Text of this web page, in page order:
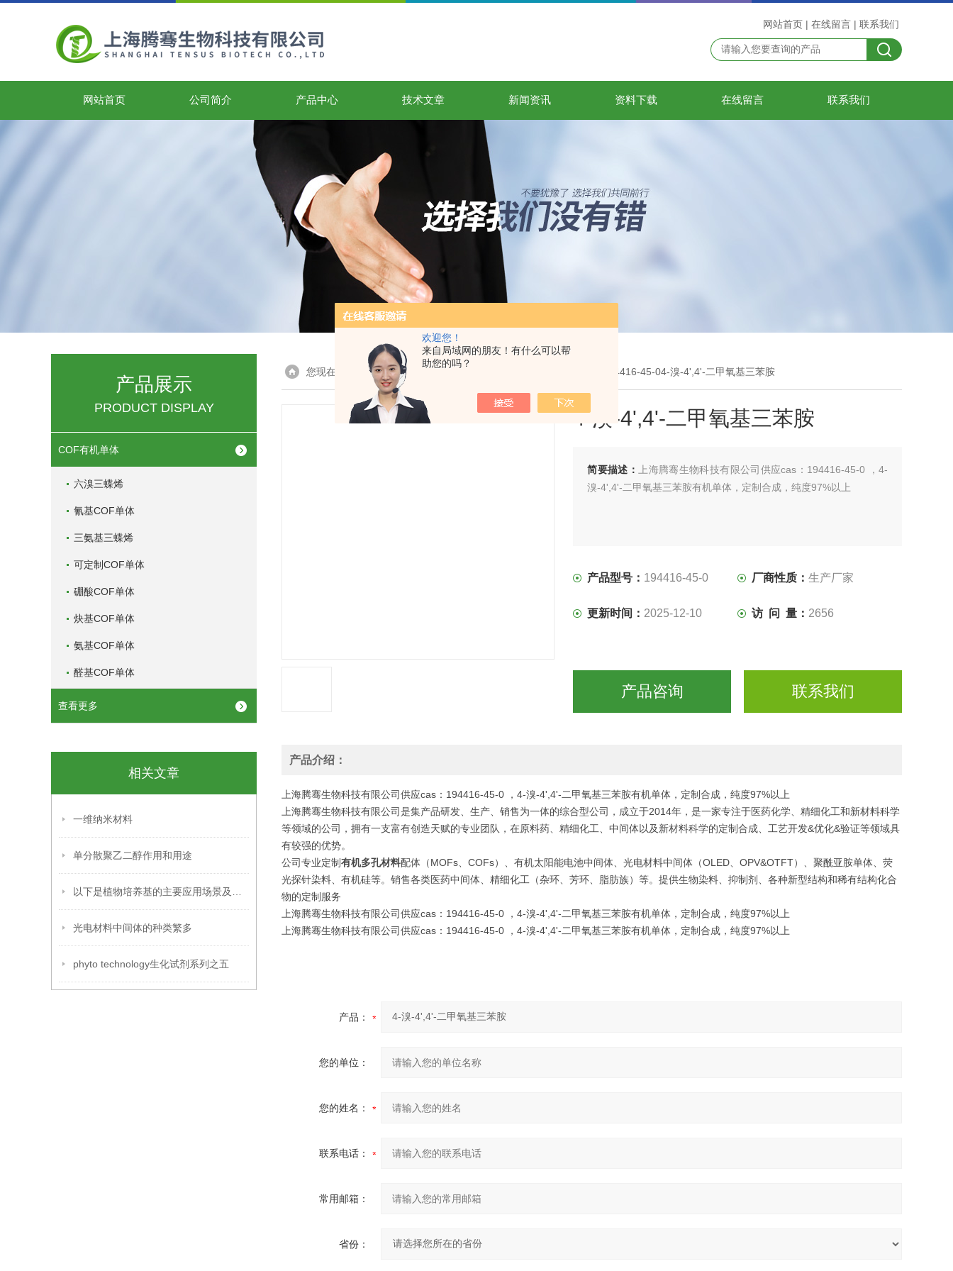
欢迎您！
来自局域网的朋友！有什么可以帮
助您的吗？
网站首页 | 在线留言 | 联系我们
网站首页 公司简介 产品中心 技术文章 新闻资讯 资料下载 在线留言 联系我们
产品展示
PRODUCT DISPLAY
COF有机单体
六溴三蝶烯
氰基COF单体
三氨基三蝶烯
可定制COF单体
硼酸COF单体
炔基COF单体
氨基COF单体
醛基COF单体
查看更多
相关文章
一维纳米材料
单分散聚乙二醇作用和用途
光电材料中间体的种类繁多
phyto technology生化试剂系列之五
您现在的位置：首页> 产品展示 > COF有机单体 > 194416-45-04-溴-4',4'-二甲氧基三苯胺
4-溴-4',4'-二甲氧基三苯胺
简要描述：
上海腾骞生物科技有限公司供应cas：194416-45-0 ，4-
溴-4',4'-二甲氧基三苯胺有机单体，定制合成，纯度97%以上
产品型号： 194416-45-0 厂商性质：生产厂家
更新时间： 2025-12-10 访 问 量： 2656
产品咨询 联系我们
产品介绍：
上海腾骞生物科技有限公司供应cas：194416-45-0 ，4-溴-4',4'-二甲氧基三苯胺有机单体，定制合成，纯度97%以上
上海腾骞生物科技有限公司是集产品研发、生产、销售为一体的综合型公司，成立于2014年，是一家专注于医药化学、精细化工和新材料科学
等领域的公司，拥有一支富有创造天赋的专业团队，在原料药、精细化工、中间体以及新材料科学的定制合成、工艺开发&优化&验证等领域具
有较强的优势。
公司专业定制有机多孔材料配体（MOFs、COFs）、有机太阳能电池中间体、光电材料中间体（OLED、OPV&OTFT）、聚酰亚胺单体、荧
光探针染料、有机硅等。销售各类医药中间体、精细化工（杂环、芳环、脂肪族）等。提供生物染料、抑制剂、各种新型结构和稀有结构化合
物的定制服务
上海腾骞生物科技有限公司供应cas：194416-45-0 ，4-溴-4',4'-二甲氧基三苯胺有机单体，定制合成，纯度97%以上
上海腾骞生物科技有限公司供应cas：194416-45-0 ，4-溴-4',4'-二甲氧基三苯胺有机单体，定制合成，纯度97%以上
产品：
您的单位：
您的姓名：
联系电话：
常用邮箱：
省份：